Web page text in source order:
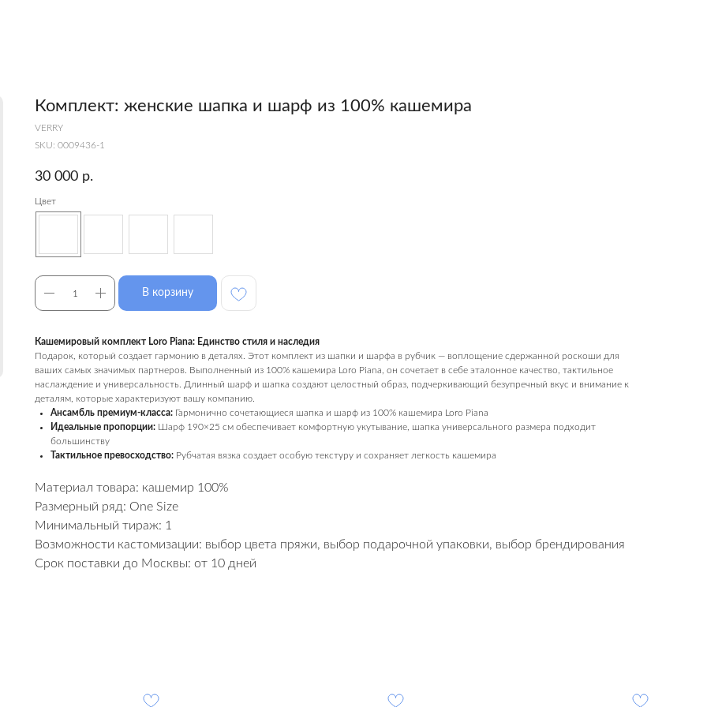
Комплект: женские шапка и шарф из 100% кашемира
VERRY
SKU: 0009436-1
30 000 р.
Цвет
В корзину
Кашемировый комплект Loro Piana: Единство стиля и наследия
Подарок, который создает гармонию в деталях. Этот комплект из шапки и шарфа в рубчик — воплощение сдержанной роскоши для
ваших самых значимых партнеров. Выполненный из 100% кашемира Loro Piana, он сочетает в себе эталонное качество, тактильное
наслаждение и универсальность. Длинный шарф и шапка создают целостный образ, подчеркивающий безупречный вкус и внимание к
деталям, которые характеризуют вашу компанию.
Ансамбль премиум-класса: Гармонично сочетающиеся шапка и шарф из 100% кашемира Loro Piana
Идеальные пропорции: Шарф 190×25 см обеспечивает комфортную укутывание, шапка универсального размера подходит
большинству
Тактильное превосходство: Рубчатая вязка создает особую текстуру и сохраняет легкость кашемира
Материал товара: кашемир 100%
Размерный ряд: One Size
Минимальный тираж: 1
Возможности кастомизации: выбор цвета пряжи, выбор подарочной упаковки, выбор брендирования
Срок поставки до Москвы: от 10 дней